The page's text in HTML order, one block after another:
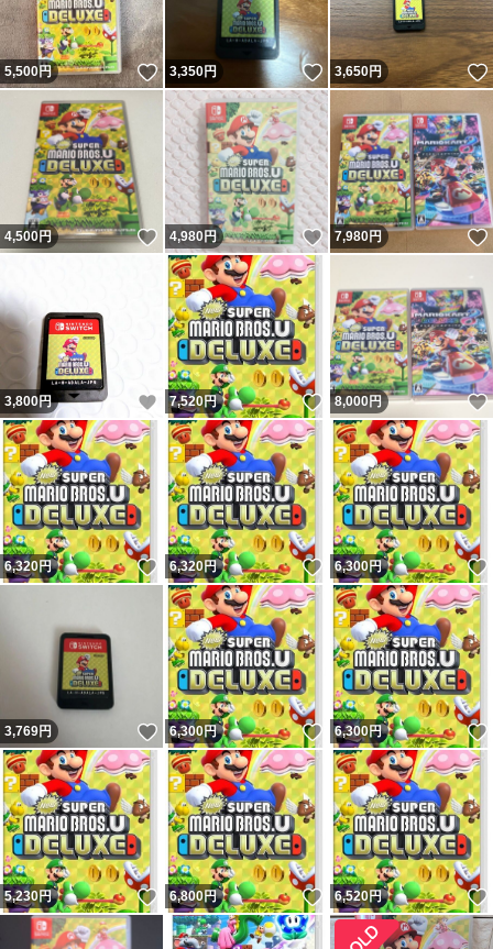
5,500円 いいね！
3,350円 いいね！
3,650円
4,500円 いいね！
4,980円 いいね！
7,980円
3,800円 いいね！
7,520円 いいね！
8,000円
6,320円 いいね！
6,320円 いいね！
6,300円
3,769円 いいね！
6,300円 いいね！
6,300円
5,230円 いいね！
6,800円 いいね！
6,520円